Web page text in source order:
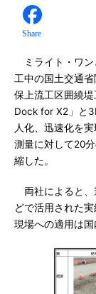
Share
ミライト・ワン
工中の国土交通
保上流工区囲繞
Dock for X2」と
人化、迅速化を
測量に対して20
縮した。
両社によると、
どで活用された
現場への適用は国